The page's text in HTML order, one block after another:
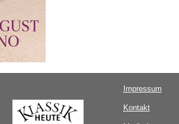
Impressum
Kontakt